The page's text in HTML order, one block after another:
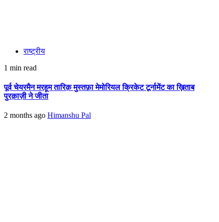
राष्ट्रीय
1 min read
पूर्व चेयरमैन मरहूम तारिक़ मुस्तफ़ा मेमोरियल क्रिकेट टूर्नामेंट का ख़िताब
पुरक़ाज़ी ने जीता
2 months ago Himanshu Pal